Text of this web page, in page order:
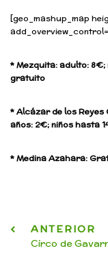
[geo_mashup_map
* Mezquita: adulto: 8€;
gratuito
* Alcázar de los
años: 2€; niños hasta
* Medina Azahara:
ANTERIOR
Circo de